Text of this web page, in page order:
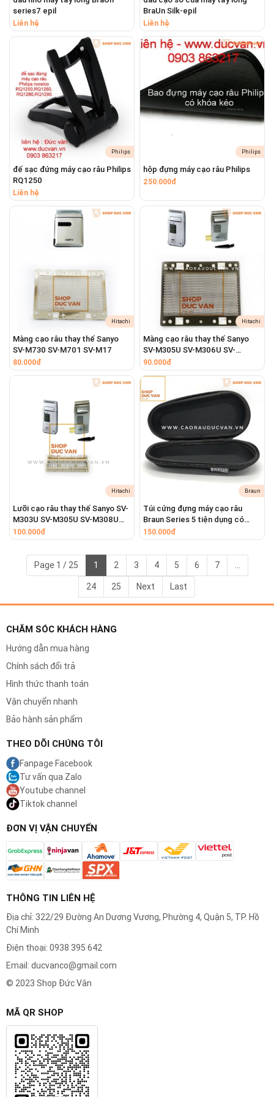
#dauthaythemaycaoraubraunflexcontrol
#daucatthaythemaycaoraubraunflexcontrol
#dauthaymangluoimaycaoraubraunflexcontrol
#luoidaothaythemaycaoraubraunflexcontrol
#luoidaocaorauthaythebraunflexcontrol
#mangluoidaomaycaoraubraunflexcontrol
#maycaoraubraunflexcontrol
series7 epil
Liên hệ
BraUn Silk-epil
Liên hệ
Philips
đế sạc đứng máy cạo râu Philips
RQ1250
Liên hệ
Philips
hộp đựng máy cạo râu Philips
250.000đ
Hitachi
Màng cạo râu thay thế Sanyo
SV-M730 SV-M701 SV-M17
80.000đ
Hitachi
Màng cạo râu thay thế Sanyo
SV-M305U SV-M306U SV-
M308U
90.000đ
Hitachi
Lưỡi cạo râu thay thế Sanyo SV-
M303U SV-M305U SV-M308U
SV-M730 SV-M701
100.000đ
Braun
Túi cứng đựng máy cạo râu
Braun Series 5 tiện dụng có
khóa kéo mang theo du lịch
150.000đ
Page 1 / 25 1 2 3 4 5 6 7
24 25 Next Last
CHĂM SÓC KHÁCH HÀNG
Hướng dẫn mua hàng
Chính sách đổi trả
Hình thức thanh toán
Vận chuyển nhanh
Bảo hành sản phẩm
THEO DÕI CHÚNG TÔI
Fanpage Facebook
Tư vấn qua Zalo
Youtube channel
Tiktok channel
ĐƠN VỊ VẬN CHUYỂN
THÔNG TIN LIÊN HỆ
Địa chỉ: 322/29 Đường An Dương Vương, Phường 4, Quận 5, TP. Hồ
Chí Minh
Điện thoại: 0938 395 642
Email: ducvanco@gmail.com
© 2023 Shop Đức Vân
MÃ QR SHOP